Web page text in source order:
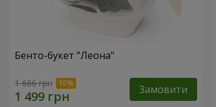
Бенто-букет "Леона"
1 666 грн Замовити